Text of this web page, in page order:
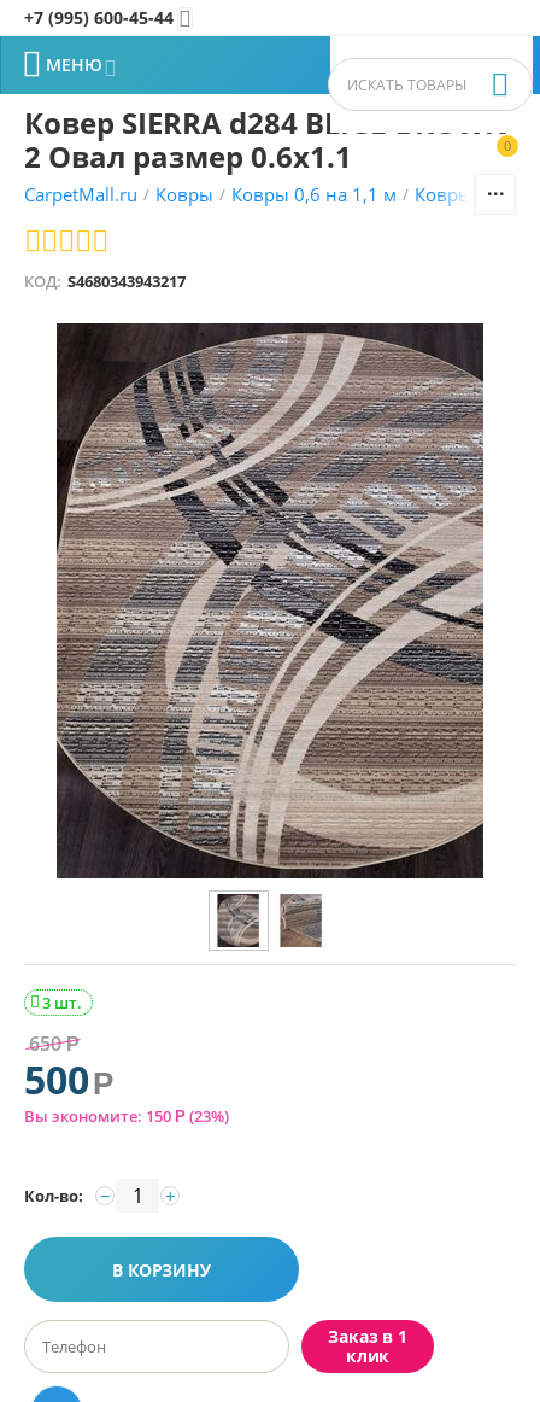
+7 (995) 600-45-44 
0


 МЕНЮ
Ковер SIERRA d284 BEIGE-BROWN
2 Овал размер 0.6x1.1
CarpetMall.ru / Ковры / Ковры 0,6 на 1,1 м / Ковры Sierra
КОД: S4680343943217
3 шт.

650 Р
500Р
Вы экономите: 150 Р (23%)
Кол-во: +
−
В КОРЗИНУ
Заказ в 1
клик